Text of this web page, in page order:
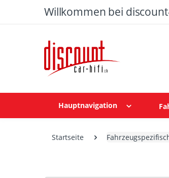
Willkommen bei
Hauptnavigation
Startseite